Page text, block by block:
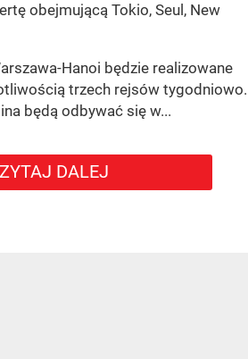
obejmującą Tokio, Seul, New
Hanoi będzie realizowane
trzech rejsów tygodniowo.
będą odbywać się w...
DALEJ